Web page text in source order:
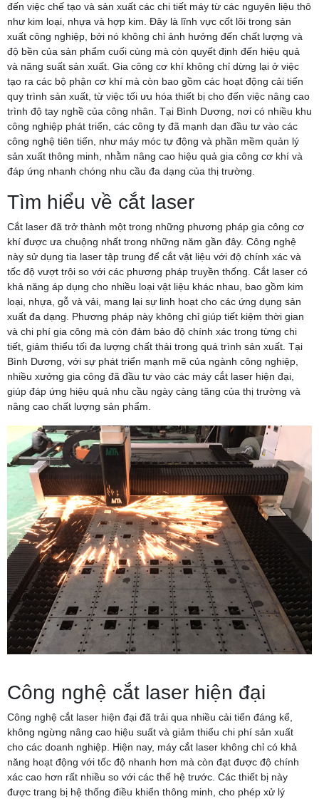
đến việc chế tạo và sản xuất các chi tiết máy từ các nguyên liệu thô
như kim loại, nhựa và hợp kim. Đây là lĩnh vực cốt lõi trong sản
xuất công nghiệp, bởi nó không chỉ ảnh hưởng đến chất lượng và
độ bền của sản phẩm cuối cùng mà còn quyết định đến hiệu quả
và năng suất sản xuất. Gia công cơ khí không chỉ dừng lại ở việc
tạo ra các bộ phận cơ khí mà còn bao gồm các hoạt động cải tiến
quy trình sản xuất, từ việc tối ưu hóa thiết bị cho đến việc nâng cao
trình độ tay nghề của công nhân. Tại Bình Dương, nơi có nhiều khu
công nghiệp phát triển, các công ty đã mạnh dạn đầu tư vào các
công nghệ tiên tiến, như máy móc tự động và phần mềm quản lý
sản xuất thông minh, nhằm nâng cao hiệu quả gia công cơ khí và
đáp ứng nhanh chóng nhu cầu đa dạng của thị trường.
Tìm hiểu về cắt laser
Cắt laser đã trở thành một trong những phương pháp gia công cơ
khí được ưa chuộng nhất trong những năm gần đây. Công nghệ
này sử dụng tia laser tập trung để cắt vật liệu với độ chính xác và
tốc độ vượt trội so với các phương pháp truyền thống. Cắt laser có
khả năng áp dụng cho nhiều loại vật liệu khác nhau, bao gồm kim
loại, nhựa, gỗ và vải, mang lại sự linh hoạt cho các ứng dụng sản
xuất đa dạng. Phương pháp này không chỉ giúp tiết kiệm thời gian
và chi phí gia công mà còn đảm bảo độ chính xác trong từng chi
tiết, giảm thiểu tối đa lượng chất thải trong quá trình sản xuất. Tại
Bình Dương, với sự phát triển mạnh mẽ của ngành công nghiệp,
nhiều xưởng gia công đã đầu tư vào các máy cắt laser hiện đại,
giúp đáp ứng hiệu quả nhu cầu ngày càng tăng của thị trường và
nâng cao chất lượng sản phẩm.
Công nghệ cắt laser hiện đại
Công nghệ cắt laser hiện đại đã trải qua nhiều cải tiến đáng kể,
không ngừng nâng cao hiệu suất và giảm thiểu chi phí sản xuất
cho các doanh nghiệp. Hiện nay, máy cắt laser không chỉ có khả
năng hoạt động với tốc độ nhanh hơn mà còn đạt được độ chính
xác cao hơn rất nhiều so với các thế hệ trước. Các thiết bị này
được trang bị hệ thống điều khiển thông minh, cho phép xử lý